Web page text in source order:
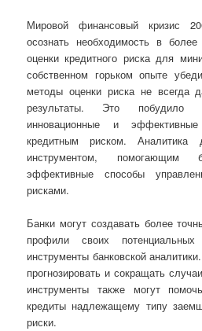
Мировой финансовый кризис
осознать необходимость в
оценки кредитного риска для
собственном горьком опыте
методы оценки риска не всегда
результаты. Это побудило
инновационные и
кредитным риском.
инструментом,
эффективные способы
рисками.
Банки могут создавать более
профили своих
инструменты банковской
прогнозировать и сокращать
инструменты также могут
кредиты надлежащему типу
риски.